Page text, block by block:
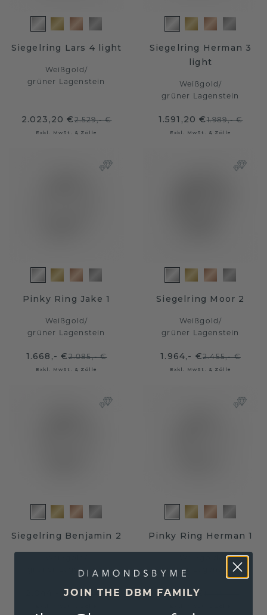
Siegelring Lars 4 light
Weißgold/
grüner Lagenstein
2.023,20 €2.529,- €
Exkl. MwSt. & Zölle
Siegelring Herman 3
light
Weißgold/
grüner Lagenstein
1.591,20 €1.989,- €
Exkl. MwSt. & Zölle
Pinky Ring Jake 1
Weißgold/
grüner Lagenstein
1.668,- €2.085,- €
Exkl. MwSt. & Zölle
Siegelring Moor 2
Weißgold/
grüner Lagenstein
1.964,- €2.455,- €
Exkl. MwSt. & Zölle
Siegelring Benjamin 2
grüner Lagenstein
2.044,- € 2.555,- €
Pinky Ring Herman 1
grüner Lagenstein
1.396,- €
JOIN THE DBM FAMILY